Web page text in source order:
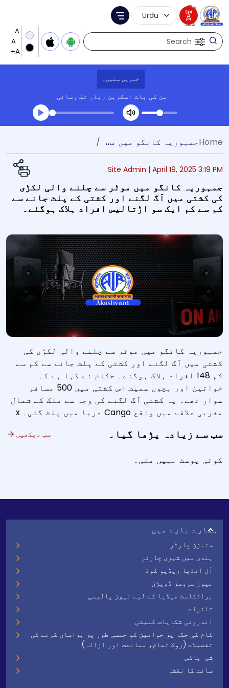
Search
Language Selection
Menu
خبریں سنیں۔
من کی بات اسکرین ریڈر تک رسائی
Transcript summary
کھیلیں آڈیو Home جمہوریہ کانگو میں موٹر سے چلنے والی لکڑی کی کشتی میں آگ لگنے اور کشتی کے پلٹ جانے سے کم سے کم ایک سو اڑتالیس افراد ہلاک ہوگئے۔
Site Admin | April 19, 2025 3:19 PM
جمہوریہ کانگو میں موٹر سے چلنے والی لکڑی
کی کشتی میں آگ لگنے اور کشتی کے پلٹ جانے سے
کم سے کم ایک سو اڑتالیس افراد ہلاک ہوگئے۔
جمہوریہ کانگو میں موٹر سے چلنے والی لکڑی کی
کشتی میں آگ لگنے اور کشتی کے پلٹ جانے سے کم سے
کم 148 افراد ہلاک ہوگئے۔ حکام نے کہا ہے کہ
خواتین اور بچوں سمیت اس کشتی میں 500 مسافر
سوار تھے۔ یہ کشتی آگ لگنے کی وجہ سے ملک کے شمال
مغربی علاقے میں واقع Cango دریا میں پلٹ گئی۔ x
سب سے زیادہ پڑھا گیا۔ سب دیکھیں
کوئی پوسٹ نہیں ملی۔
ہمارے بارے میں
سٹیزن چارٹر
ہندی میں شہری چارٹر
آل انڈیا ریڈیو کوڈ
نیوز سروسز ڈویژن
براڈکاسٹ میڈیا کے لیے نیوز پالیسی
تاثرات
اندرونی شکایات کمیٹی
کام کی جگہ پر خواتین کو جنسی طور پر ہراساں کرنے کی
تفصیلات (روک تھام، ممانعت اور ازالہ)
شی-باکس
سائٹ کا نقشہ